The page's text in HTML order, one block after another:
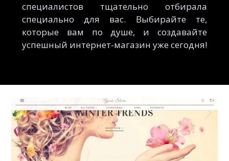
специалистов тщательно отбирала
специально для вас. Выбирайте те,
которые вам по душе, и создавайте
успешный интернет-магазин уже сегодня!